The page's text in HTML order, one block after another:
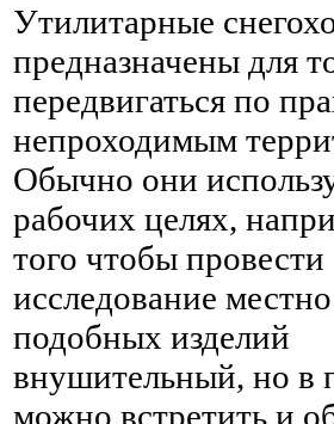
Утилитарные
предназначены для
передвигаться по
непроходимым
Обычно они
рабочих целях,
того чтобы провести
исследование
подобных изделий
внушительный, но в
можно встретить и